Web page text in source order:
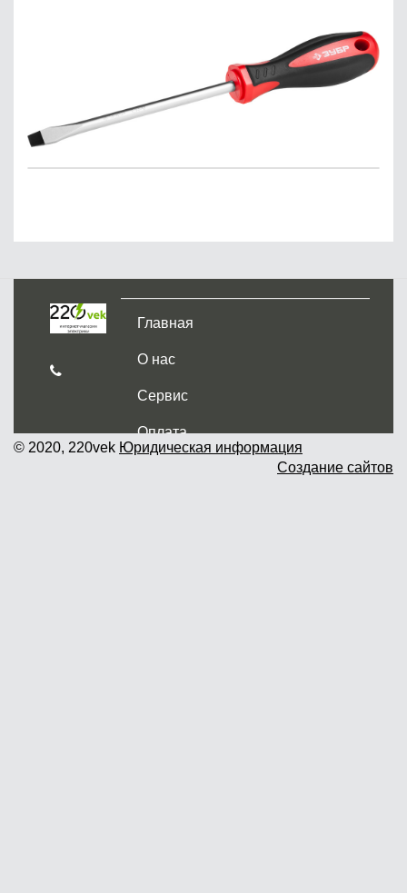
Главная
О нас
Сервис
Оплата
Доставка и самовывоз
© 2020, 220vek Юридическая информация
Создание сайтов